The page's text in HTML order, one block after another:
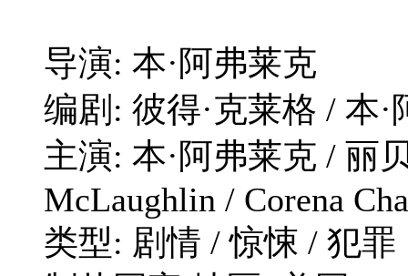
导演: 本·阿弗莱克
编剧: 彼得·克莱格 / 本
主演: 本·阿弗莱克 / 丽
McLaughlin / Corena
类型: 剧情 / 惊悚 / 犯罪